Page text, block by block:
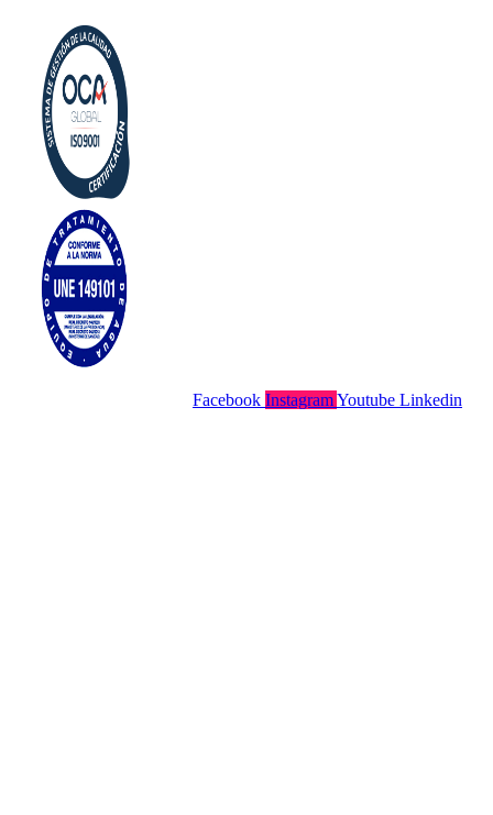
Facebook InstagramYoutube Linkedin